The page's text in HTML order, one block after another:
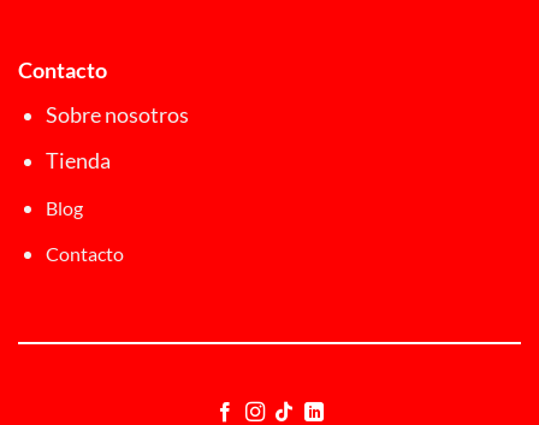
Contacto
Sobre nosotros
Tienda
Blog
Contacto